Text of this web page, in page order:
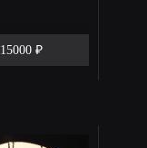
15000 ₽